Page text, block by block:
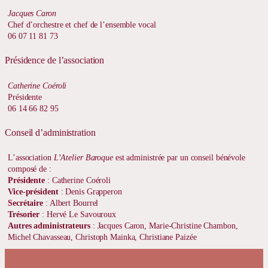
Jacques Caron
Chef d’orchestre et chef de l’ensemble vocal
06 07 11 81 73
Présidence de l’association
Catherine Coéroli
Présidente
06 14 66 82 95
Conseil d’administration
L’association L’Atelier Baroqueest administrée par un conseil bénévole
composé de :
Présidente : Catherine Coéroli
Vice-président : Denis Grapperon
Secrétaire : Albert Bourrel
Trésorier : Hervé Le Savouroux
Autres administrateurs: Jacques Caron, Marie-Christine Chambon,
Michel Chavasseau, Christoph Mainka, Christiane Paizée